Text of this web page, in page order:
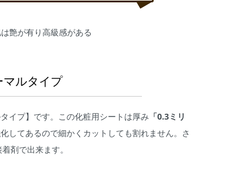
艶が有り高級感がある
マルタイプ
イプ】です。この化粧用シートは厚み 「0.3ミリ
してあるので細かくカットしても割れません。さ
剤で出来ます。